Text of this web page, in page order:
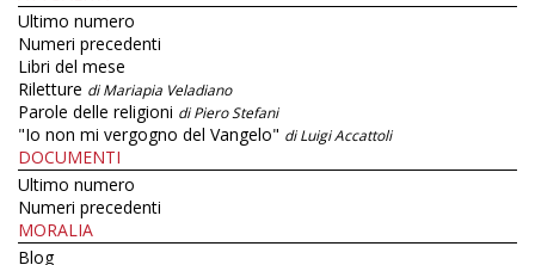
Ultimo numero
Numeri precedenti
Libri del mese
Riletture di Mariapia Veladiano
Parole delle religioni di Piero Stefani
"Io non mi vergogno del Vangelo" di Luigi Accattoli
DOCUMENTI
Ultimo numero
Numeri precedenti
MORALIA
Blog